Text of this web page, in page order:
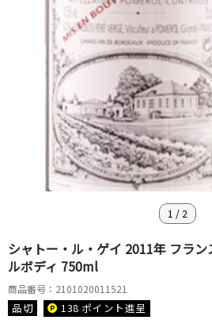
1 / 2
シャトー・ル・ゲイ 2011年 フラ
ルボディ 750ml
商品番号：2101020011521
品切 138 ポイント進呈